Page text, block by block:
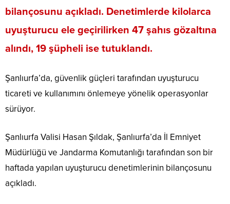
bilançosunu açıkladı. Denetimlerde kilolarca
uyuşturucu ele geçirilirken 47 şahıs gözaltına
alındı, 19 şüpheli ise tutuklandı.
Şanlıurfa’da, güvenlik güçleri tarafından uyuşturucu
ticareti ve kullanımını önlemeye yönelik operasyonlar
sürüyor.
Şanlıurfa Valisi Hasan Şıldak, Şanlıurfa’da İl Emniyet
Müdürlüğü ve Jandarma Komutanlığı tarafından son bir
haftada yapılan uyuşturucu denetimlerinin bilançosunu
açıkladı.